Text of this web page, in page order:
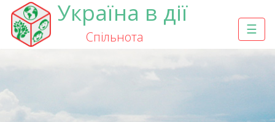
Україна в дії
Спільнота ☰